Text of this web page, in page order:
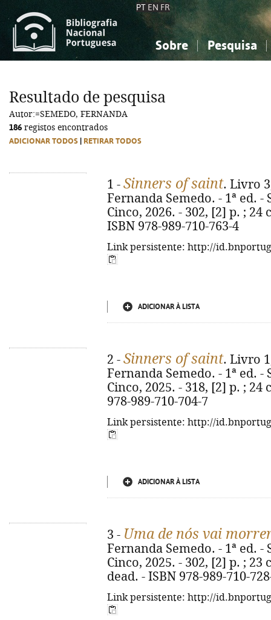
PT EN FR
Sobre Pesquisa
Ciências sociais...
Ciências sociais...
Resultado de pesquisa
Autor:=SEMEDO, FERNANDA
186 registos encontrados
ADICIONAR TODOS RETIRAR TODOS
1 - Sinners of saint. Livro
Fernanda Semedo. - 1ª ed. -
Cinco, 2026. - 302, [2] p. ;
ISBN 978-989-710-763-4
Link persistente: http://
ADICIONAR À LISTA
2 - Sinners of saint. Livro
Fernanda Semedo. - 1ª ed. -
Cinco, 2025. - 318, [2] p. ;
978-989-710-704-7
Link persistente: http://
ADICIONAR À LISTA
3 - Uma de nós vai
Fernanda Semedo. - 1ª ed. -
Cinco, 2025. - 302, [2] p. ;
dead. - ISBN 978-989-710-
Link persistente: http://